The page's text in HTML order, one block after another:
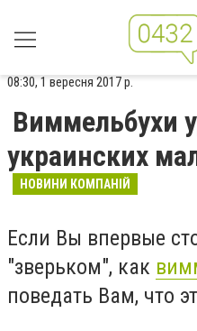
08:30, 1 вересня 2017 р.
Виммельбухи
украинских
НОВИНИ КОМПАНІЙ
Если Вы впервые
"зверьком", как
поведать Вам, что